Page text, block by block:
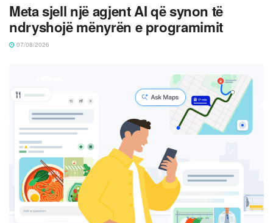
Meta sjell një agjent AI që synon të
ndryshojë mënyrën e programimit
07/08/2026